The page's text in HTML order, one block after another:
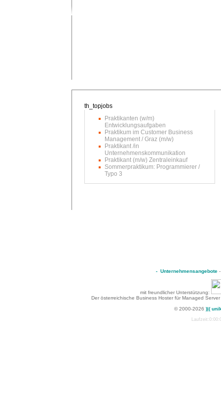
Praktikanten (w/m)
Entwicklungsaufgaben
Praktikum im Customer Business
Management / Graz (m/w)
Praktikant /in
Unternehmenskommunikation
Praktikant (m/w) Zentraleinkauf
Sommerpraktikum: Programmierer /
Typo 3
- Unternehmensangebote
mit freundlicher Unterstützung:
Der österreichische Business Hoster für Managed
© 2000-2026 )|(